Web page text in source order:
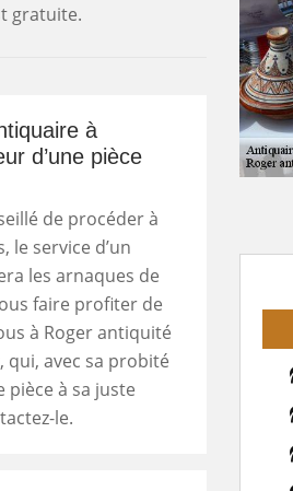
gratuite.
à
d’une pièce
de procéder à
le service d’un
les arnaques de
faire profiter de
à Roger antiquité
avec sa probité
pièce à sa juste
le.